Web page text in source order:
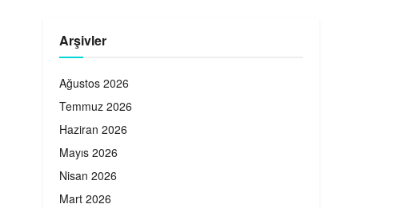
Arşivler
Ağustos 2026
Temmuz 2026
Haziran 2026
Mayıs 2026
Nisan 2026
Mart 2026